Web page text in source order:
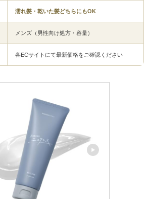
濡れ髪・乾いた髪どちらにもOK
メンズ（男性向け処方・容量）
各ECサイトにて最新価格をご確認ください